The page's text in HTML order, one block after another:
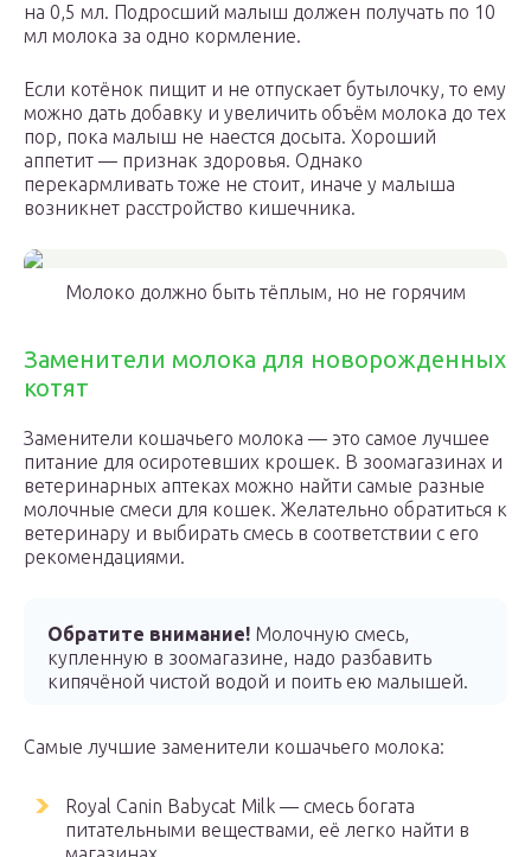
на 0,5 мл. Подросший малыш должен получать по 10
мл молока за одно кормление.
Если котёнок пищит и не отпускает бутылочку, то ему
можно дать добавку и увеличить объём молока до тех
пор, пока малыш не наестся досыта. Хороший
аппетит — признак здоровья. Однако
перекармливать тоже не стоит, иначе у малыша
возникнет расстройство кишечника.
Молоко должно быть тёплым, но не горячим
Заменители молока для новорожденных
котят
Заменители кошачьего молока — это самое лучшее
питание для осиротевших крошек. В зоомагазинах и
ветеринарных аптеках можно найти самые разные
молочные смеси для кошек. Желательно обратиться к
ветеринару и выбирать смесь в соответствии с его
рекомендациями.
Обратите внимание! Молочную смесь,
купленную в зоомагазине, надо разбавить
кипячёной чистой водой и поить ею малышей.
Самые лучшие заменители кошачьего молока:
Royal Canin Babycat Milk — смесь богата
питательными веществами, её легко найти в